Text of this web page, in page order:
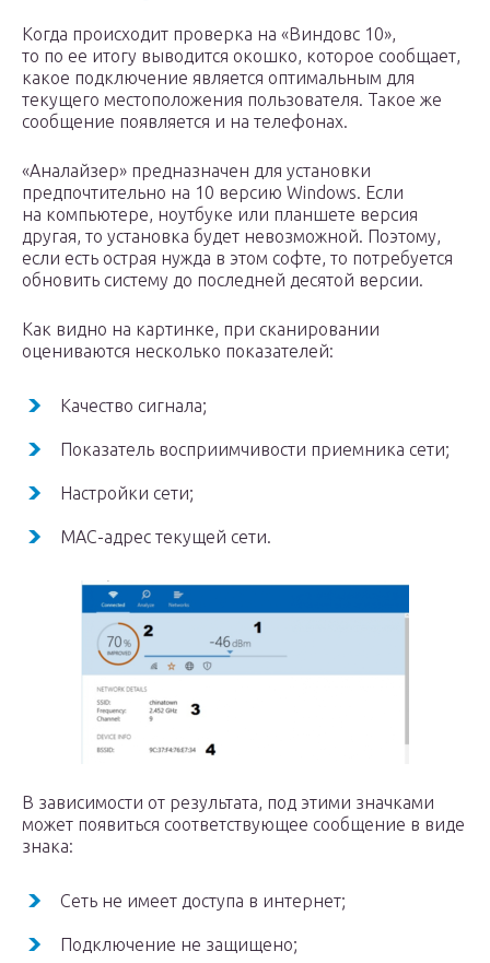
Когда происходит проверка на «Виндовс 10»,
то по ее итогу выводится окошко, которое сообщает,
какое подключение является оптимальным для
текущего местоположения пользователя. Такое же
сообщение появляется и на телефонах.
«Аналайзер» предназначен для установки
предпочтительно на 10 версию Windows. Если
на компьютере, ноутбуке или планшете версия
другая, то установка будет невозможной. Поэтому,
если есть острая нужда в этом софте, то потребуется
обновить систему до последней десятой версии.
Как видно на картинке, при сканировании
оцениваются несколько показателей:
Качество сигнала;
Показатель восприимчивости приемника сети;
Настройки сети;
MAC-адрес текущей сети.
В зависимости от результата, под этими значками
может появиться соответствующее сообщение в виде
знака:
Сеть не имеет доступа в интернет;
Подключение не защищено;